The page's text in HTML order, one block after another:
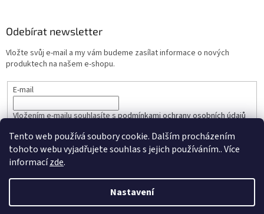
Tento web používá soubory cookie. Dalším procházením
tohoto webu vyjadřujete souhlas s jejich používáním.. Více
informacízde.
Nastavení
Odebírat newsletter
Vložte svůj e-mail a my vám budeme zasílat informace o nových
produktech na našem e-shopu.
E-mail
Vložením e-mailu souhlasíte spodmínkami ochrany osobních údajů
PŘIHLÁSIT SE
Vytvořil Shoptet